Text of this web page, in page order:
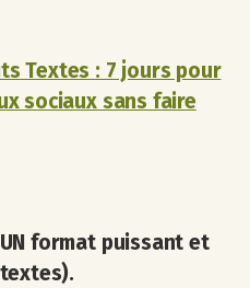
Textes : 7 jours pour
sociaux sans faire
format puissant et